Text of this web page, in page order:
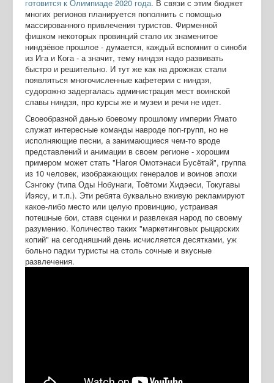
готовится к Олимпиаде 2020 года. В связи с этим бюджет
многих регионов планируется пополнить с помощью
массированного привлечения туристов. Фирменной
фишком некоторых провинций стало их знаменитое
ниндзёвое прошлое - думается, каждый вспомнит о синоби
из Ига и Кога - а значит, тему ниндзя надо развивать
быстро и решительно. И тут же как на дрожжах стали
появляться многочисленные кафетерии с ниндзя,
судорожно задергалась администрация мест воинской
славы ниндзя, про курсы же и музеи и речи не идет.
Своеобразной данью боевому прошлому империи Ямато
служат интересные команды навроде поп-групп, но не
исполняющие песни, а занимающиеся чем-то вроде
представлений и анимации в своем регионе - хорошим
примером может стать "Нагоя Омотэнаси Бусётай", группа
из 10 человек, изображающих генералов и воинов эпохи
Сэнгоку (типа Оды Нобунаги, Тоётоми Хидэеси, Токугавы
Иэясу, и т.п.). Эти ребята буквально вживую рекламируют
какое-либо место или целую провинцию, устраивая
потешные бои, ставя сценки и развлекая народ по своему
разумению. Количество таких "маркетинговых рыцарских
копий" на сегодняшний день исчисляется десятками, уж
больно падки туристы на столь сочные и вкусные
развлечения.